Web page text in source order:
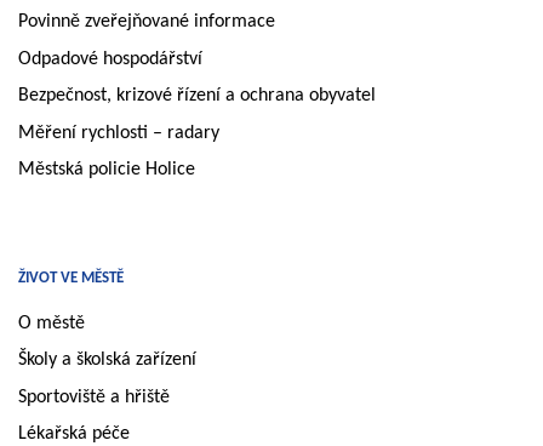
Povinně zveřejňované informace
Odpadové hospodářství
Bezpečnost, krizové řízení a ochrana obyvatel
Měření rychlosti – radary
Městská policie Holice
ŽIVOT VE MĚSTĚ
O městě
Školy a školská zařízení
Sportoviště a hřiště
Lékařská péče